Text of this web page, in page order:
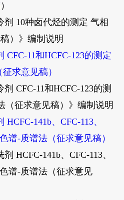
）
种卤代烃的测定 气相
）》编制说明
CFC-11和HCFC-123的测定
求意见稿）
11和HCFC-123的测
（征求意见稿）》编制说明
HCFC-141b、CFC-113、
谱-质谱法（征求意见稿）
141b、CFC-113、
谱-质谱法（征求意见